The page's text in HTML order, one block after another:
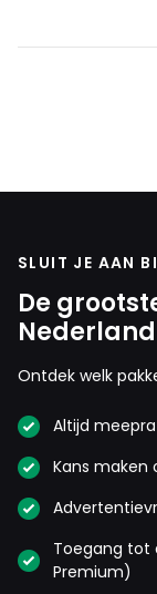
zijn.
Meepraten?
SLUIT JE AAN
De
Nederland
Ontdek welk
Altijd
Kans maken
Toegang tot
Premium)